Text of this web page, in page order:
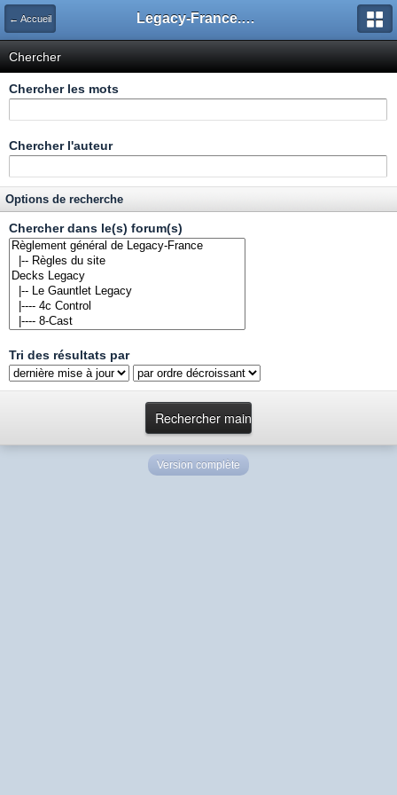
← Accueil Legacy-France.org - Forum
Chercher
Chercher les mots
Chercher l'auteur
Options de recherche
Chercher dans le(s) forum(s)
Tri des résultats par
Version complète